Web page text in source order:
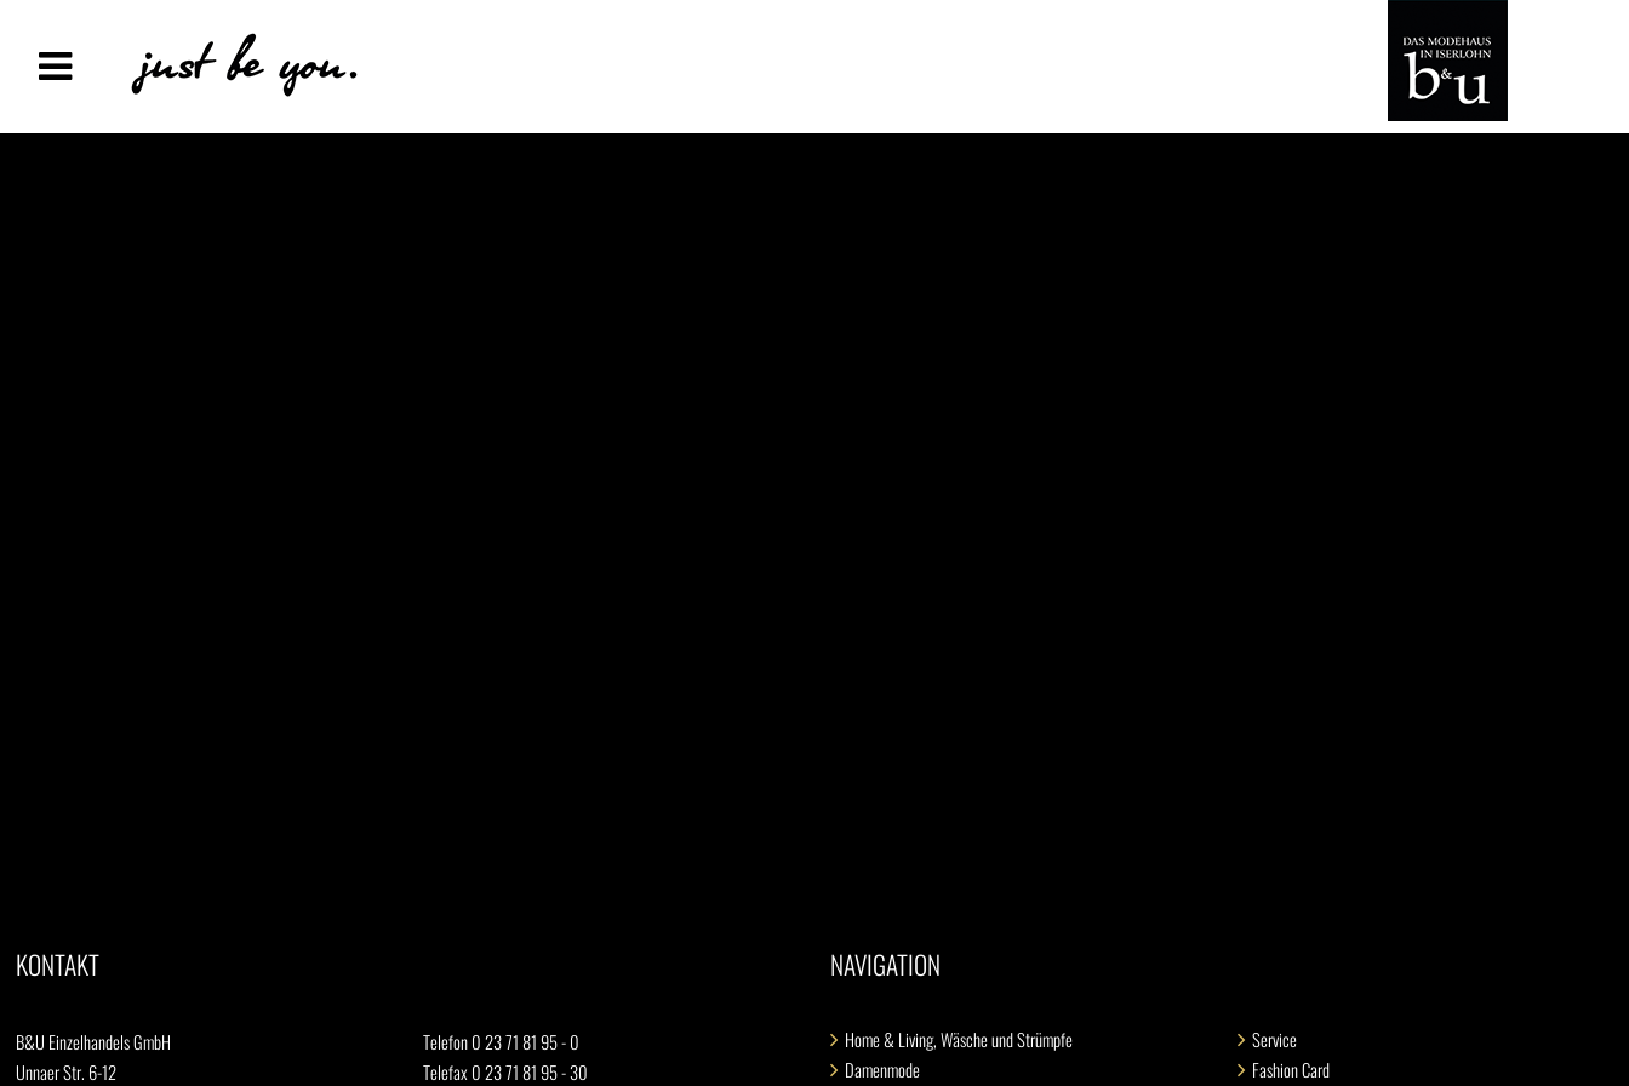
KONTAKT
B&U Einzelhandels GmbH
Unnaer Str. 6-12
Telefon 0 23 71 81 95 - 0
Telefax 0 23 71 81 95 - 30
NAVIGATION
Home & Living, Wäsche und Strümpfe
Damenmode
Service
Fashion Card